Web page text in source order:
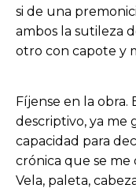
si de una
ambos la sutileza
otro con capote y
Fíjense en la
descriptivo, ya me
capacidad para
crónica que se me
Vela, paleta,